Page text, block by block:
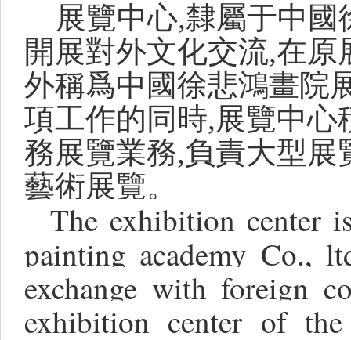
展覽中心,隸屬于中國
開展對外文化交流,在
外稱爲中國徐悲鴻畫院
項工作的同時,展覽中
務展覽業務,負責大型
藝術展覽。
The exhibition center
painting academy Co.,
exchange with foreign
exhibition center of